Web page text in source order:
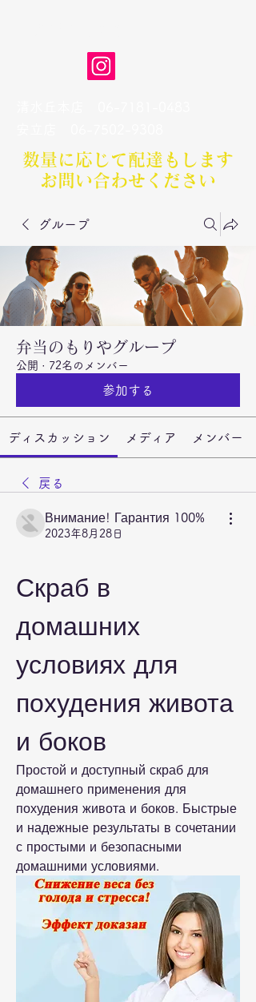
数量に応じて配達もします​
お問い合わせください
グループ
弁当のもりやグループ
公開 · 72名のメンバー
参加する
ディスカッション メディア メンバー
戻る
Внимание! Гарантия 100%
2023年8月28日
Скраб в
домашних
условиях для
похудения живота
и боков
Простой и доступный скраб для
домашнего применения для
похудения живота и боков. Быстрые
и надежные результаты в сочетании
с простыми и безопасными
домашними условиями.